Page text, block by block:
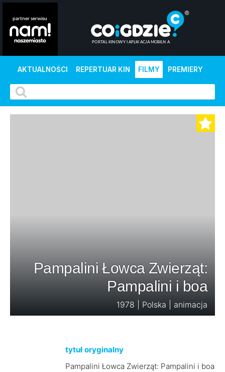
AKTUALNOŚCI REPERTUAR KIN FILMY PREMIERY
Pampalini Łowca Zwierząt:
Pampalini i boa
1978 | Polska | animacja
tytuł oryginalny
Pampalini Łowca Zwierząt: Pampalini i boa